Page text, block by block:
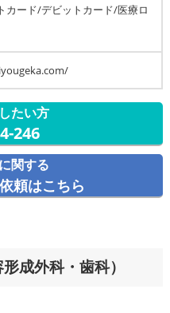
カード/デビットカード/医療ロ
たい方
246
関する
頼はこちら
成外科・歯科）